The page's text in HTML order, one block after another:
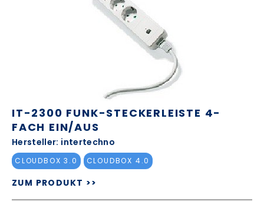
IT-2300 FUNK-STECKERLEISTE 4-
FACH EIN/AUS
Hersteller: intertechno
CLOUDBOX 3.0 CLOUDBOX 4.0
ZUM PRODUKT >>